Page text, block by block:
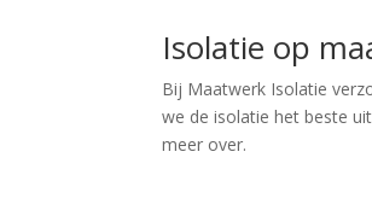
Isolatie op
Bij Maatwerk Isolatie
we de isolatie het beste
meer over.